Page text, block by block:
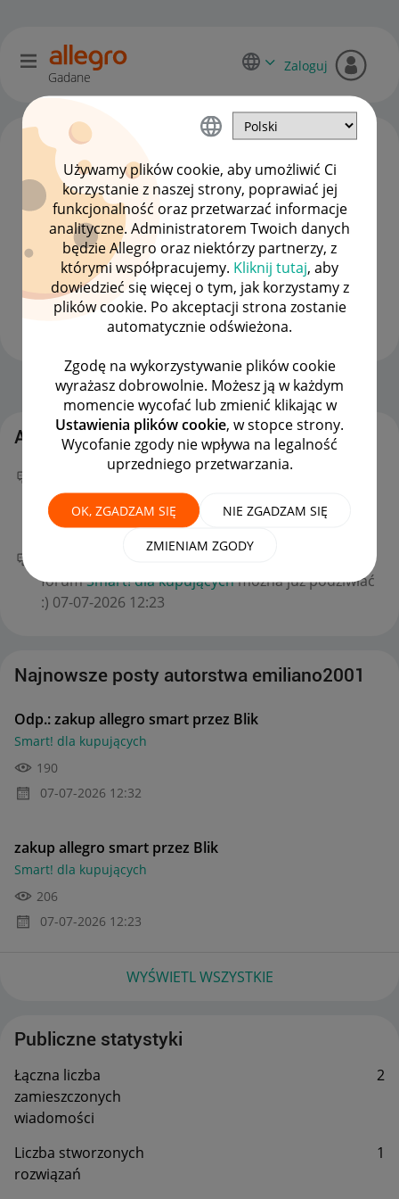
Używamy plików cookie, aby umożliwić Ci
korzystanie z naszej strony, poprawiać jej
funkcjonalność oraz przetwarzać informacje
analityczne. Administratorem Twoich danych
będzie Allegro oraz niektórzy partnerzy, z
którymi współpracujemy. Kliknij tutaj, aby
dowiedzieć się więcej o tym, jak korzystamy z
plików cookie. Po akceptacji strona zostanie
automatycznie odświeżona.
Zgodę na wykorzystywanie plików cookie
wyrażasz dobrowolnie. Możesz ją w każdym
momencie wycofać lub zmienić klikając w
Ustawienia plików cookie, w stopce strony.
Wycofanie zgody nie wpływa na legalność
uprzedniego przetwarzania.
OK, ZGADZAM SIĘ NIE ZGADZAM SIĘ
ZMIENIAM ZGODY
Gadane
Zaloguj
emiliano2001
#2 Obserwator
Strona Główna OPCJE
Aktywność emiliano2001
Twój nowy wpis
Odp.: zakup allegro smart przez
Blikna forumSmart! dla kupujących
podziwiać :)‎07-07-202612:32
forumSmart! dla kupującychmożna już podziwiać
:) ‎07-07-2026 12:23
Najnowsze posty autorstwa emiliano2001
Odp.: zakup allegro smart przez Blik
Smart! dla kupujących
190
‎07-07-2026 12:32
zakup allegro smart przez Blik
Smart! dla kupujących
206
‎07-07-2026 12:23
WYŚWIETL WSZYSTKIE
Publiczne statystyki
Łączna liczba
zamieszczonych
wiadomości
2
Liczba stworzonych
rozwiązań
1